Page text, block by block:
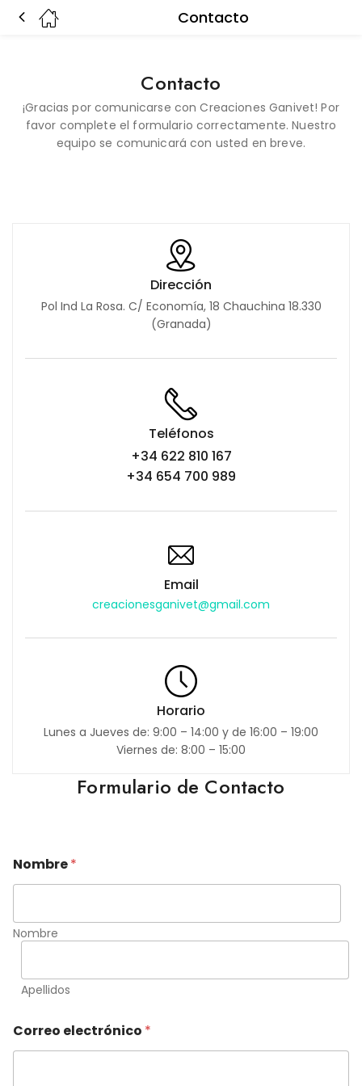
Contacto
Contacto
¡Gracias por comunicarse con Creaciones Ganivet! Por
favor complete el formulario correctamente. Nuestro
equipo se comunicará con usted en breve.
Dirección
Pol Ind La Rosa. C/ Economía, 18 Chauchina 18.330
(Granada)
Teléfonos
+34 622 810 167
+34 654 700 989
Email
creacionesganivet@gmail.com
Horario
Lunes a Jueves de: 9:00 – 14:00 y de 16:00 – 19:00
Viernes de: 8:00 – 15:00
Formulario de Contacto
Nombre*
Nombre
Apellidos
Correo electrónico *